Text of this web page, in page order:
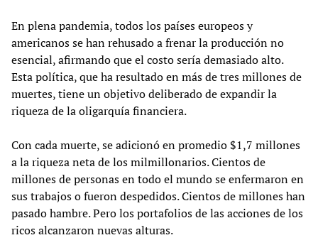
En plena pandemia, todos los países europeos y
americanos se han rehusado a frenar la producción no
esencial, afirmando que el costo sería demasiado alto.
Esta política, que ha resultado en más de tres millones de
muertes, tiene un objetivo deliberado de expandir la
riqueza de la oligarquía financiera.
Con cada muerte, se adicionó en promedio $1,7 millones
a la riqueza neta de los milmillonarios. Cientos de
millones de personas en todo el mundo se enfermaron en
sus trabajos o fueron despedidos. Cientos de millones han
pasado hambre. Pero los portafolios de las acciones de los
ricos alcanzaron nuevas alturas.